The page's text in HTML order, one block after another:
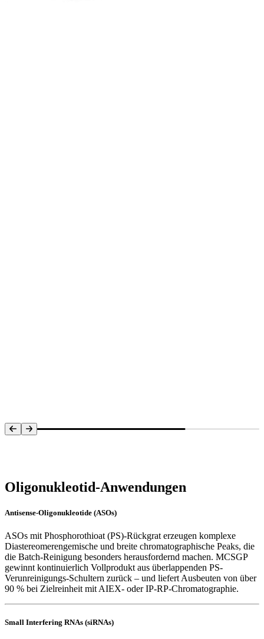
Oligonukleotid-Anwendungen
Antisense-Oligonukleotide (ASOs)
ASOs mit Phosphorothioat (PS)-Rückgrat erzeugen komplexe
Diastereomerengemische und breite chromatographische Peaks, die
die Batch-Reinigung besonders herausfordernd machen. MCSGP
gewinnt kontinuierlich Vollprodukt aus überlappenden PS-
Verunreinigungs-Schultern zurück – und liefert Ausbeuten von über
90 % bei Zielreinheit mit AIEX- oder IP-RP-Chromatographie.
Small Interfering RNAs (siRNAs)